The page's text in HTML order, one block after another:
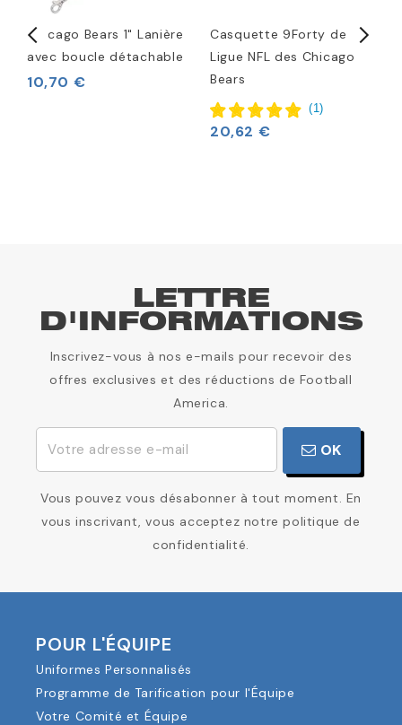
Chicago Bears 1" Lanière
avec boucle détachable
10,70 €
Casquette 9Forty de la
Ligue NFL des Chicago
Bears
(1)
20,62 €
LETTRE
D'INFORMATIONS
Inscrivez-vous à nos e-mails pour recevoir des
offres exclusives et des réductions de Football
America.
OK
Vous pouvez vous désabonner à tout moment. En
vous inscrivant, vous acceptez notre politique de
confidentialité.
POUR L'ÉQUIPE
Uniformes Personnalisés
Programme de Tarification pour l'Équipe
Votre Comité et Équipe